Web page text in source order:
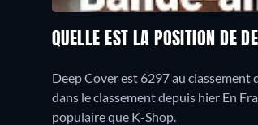
QUELLE EST LA POSITION DE
Deep Cover est 6297 au
dans le classement depuis hier En
populaire que K-Shop.